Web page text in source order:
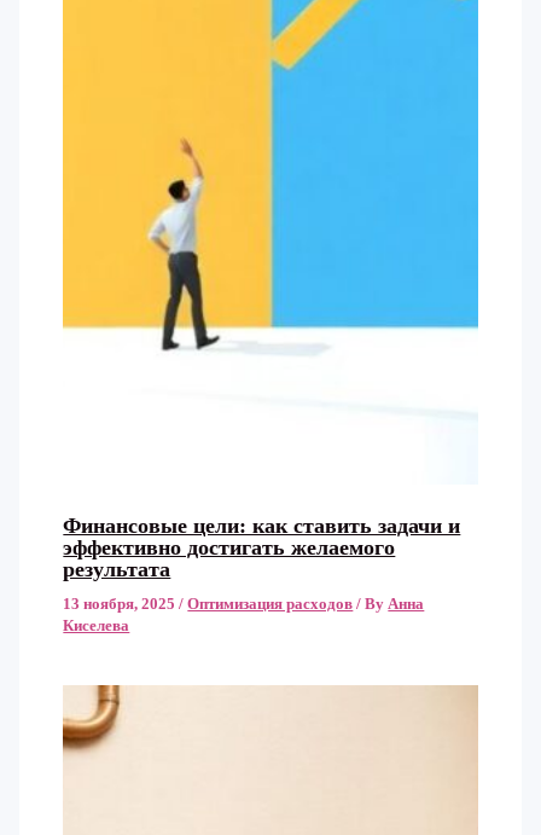
Финансовые цели: как ставить задачи и
эффективно достигать желаемого
результата
13 ноября, 2025/Оптимизация расходов / ByАнна
Киселева